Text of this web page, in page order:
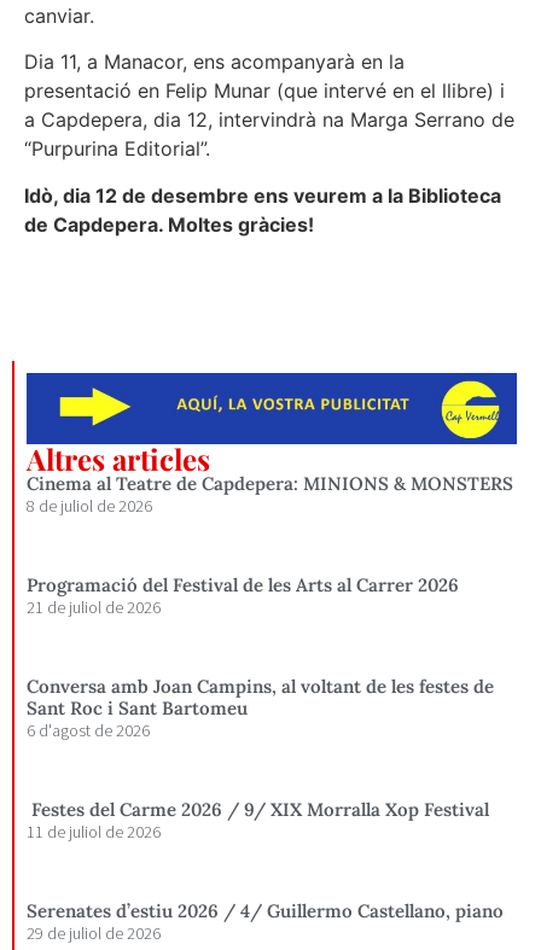
canviar.
Dia 11, a Manacor, ens acompanyarà en la
presentació en Felip Munar (que intervé en el llibre) i
a Capdepera, dia 12, intervindrà na Marga Serrano de
“Purpurina Editorial”.
Idò, dia 12 de desembre ens veurem a la Biblioteca
de Capdepera. Moltes gràcies!
Altres articles
Cinema al Teatre de Capdepera: MINIONS & MONSTERS
8 de juliol de 2026
Programació del Festival de les Arts al Carrer 2026
21 de juliol de 2026
Conversa amb Joan Campins, al voltant de les festes de
Sant Roc i Sant Bartomeu
6 d'agost de 2026
Festes del Carme 2026 / 9/ XIX Morralla Xop Festival
11 de juliol de 2026
Serenates d’estiu 2026 / 4/ Guillermo Castellano, piano
29 de juliol de 2026